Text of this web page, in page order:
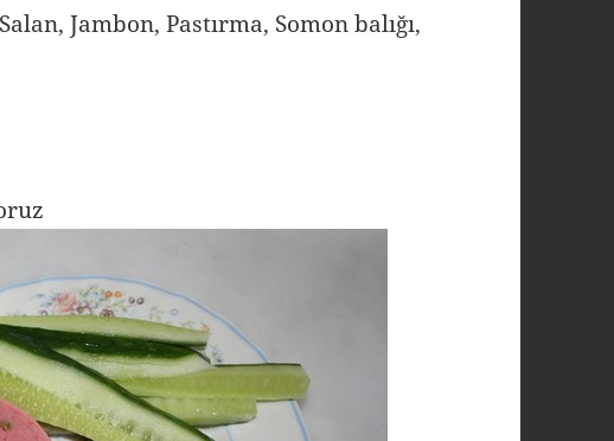
Jambon, Pastırma, Somon balığı,